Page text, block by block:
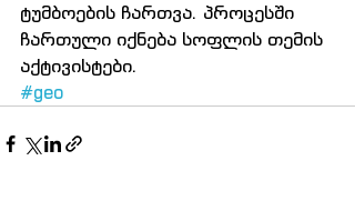
ტუმბოების ჩართვა. პროცესში
ჩართული იქნება სოფლის თემის
აქტივისტები.
#geo